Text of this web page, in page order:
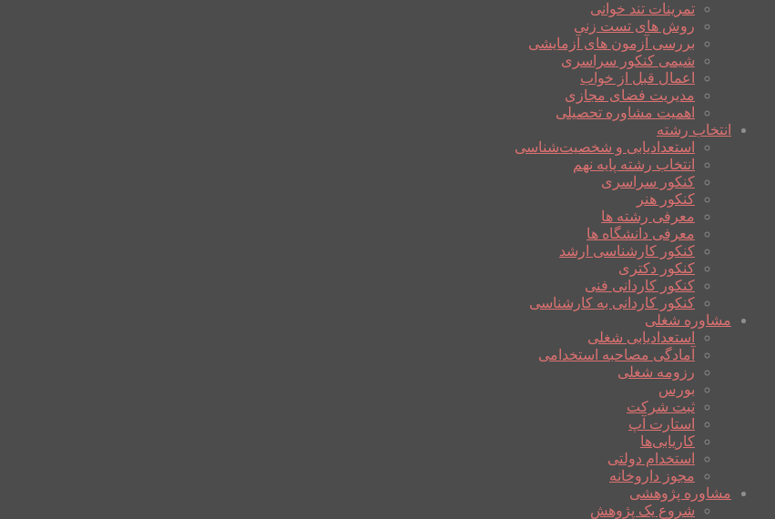
تمرینات تند خوانی
روش های تست زنی
بررسی آزمون های آزمایشی
شیمی کنکور سراسری
اعمال قبل از خواب
مدیریت فضای مجازی
اهمیت مشاوره تحصیلی
انتخاب رشته
استعدادیابی و شخصیت‌شناسی
انتخاب رشته پایه نهم
کنکور سراسری
کنکور هنر
معرفی رشته ها
معرفی دانشگاه ها
کنکور کارشناسی ارشد
کنکور دکتری
کنکور کاردانی فنی
کنکور کاردانی به کارشناسی
مشاوره شغلی
استعدادیابی شغلی
آمادگی مصاحبه استخدامی
رزومه شغلی
بورس
ثبت شرکت
استارت آپ
کاریابی‌ها
استخدام دولتی
مجوز داروخانه
مشاوره پژوهشی
شروع یک پژوهش